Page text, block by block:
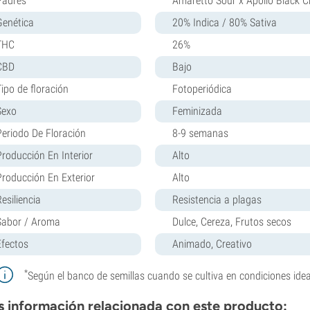
20% Indica / 80% Sativa
26%
Bajo
de floración
Fotoperiódica
Feminizada
De Floración
8-9 semanas
En Interior
Alto
En Exterior
Alto
Resistencia a plagas
/ Aroma
Dulce, Cereza, Frutos secos
Animado, Creativo
*Según el banco de semillas cuando se cultiva en condiciones
información relacionada con este producto: